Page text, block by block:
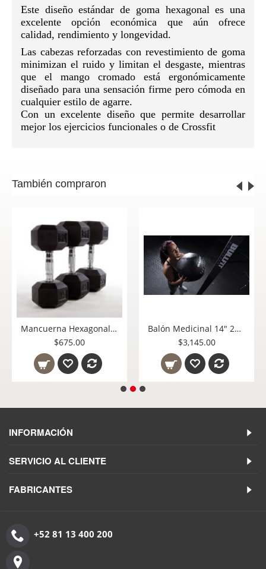
Este diseño estándar de goma hexagonal es una
excelente opción económica que aún ofrece
calidad, rendimiento y longevidad.
Las cabezas reforzadas con revestimiento de goma
minimizan el ruido y limitan el desgaste, mientras
que el mango cromado está ergonómicamente
diseñado para una sensación firme pero cómoda en
cualquier estilo de agarre.
Con un excelente diseño que permite desarrollar
mejor los ejercicios funcionales o de Crossfit
También compraron
Mancuerna Hexagonal 15 lbs Bullfit
$675.00
Balón Medicinal 14" 20 Lbs. Bullfit
$3,145.00
INFORMACIÓN
SERVICIO AL CLIENTE
FABRICANTES
+52 81 13 400 200